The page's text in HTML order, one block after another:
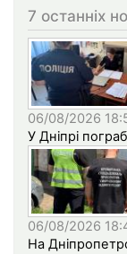
7 останніх
06/08/2026
У Дніпрі
06/08/2026
На